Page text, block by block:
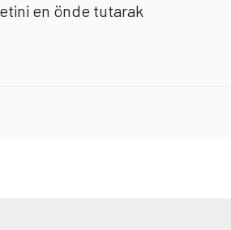
en önde tutarak